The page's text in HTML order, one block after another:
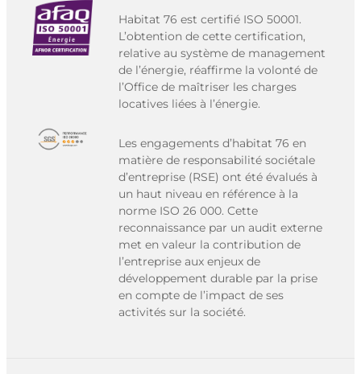
Habitat 76 est certifié ISO 50001.
L’obtention de cette certification,
relative au système de management
de l’énergie, réaffirme la volonté de
l’Office de maîtriser les charges
locatives liées à l’énergie.
Les engagements d’habitat 76 en
matière de responsabilité sociétale
d’entreprise (RSE) ont été évalués à
un haut niveau en référence à la
norme ISO 26 000. Cette
reconnaissance par un audit externe
met en valeur la contribution de
l’entreprise aux enjeux de
développement durable par la prise
en compte de l’impact de ses
activités sur la société.